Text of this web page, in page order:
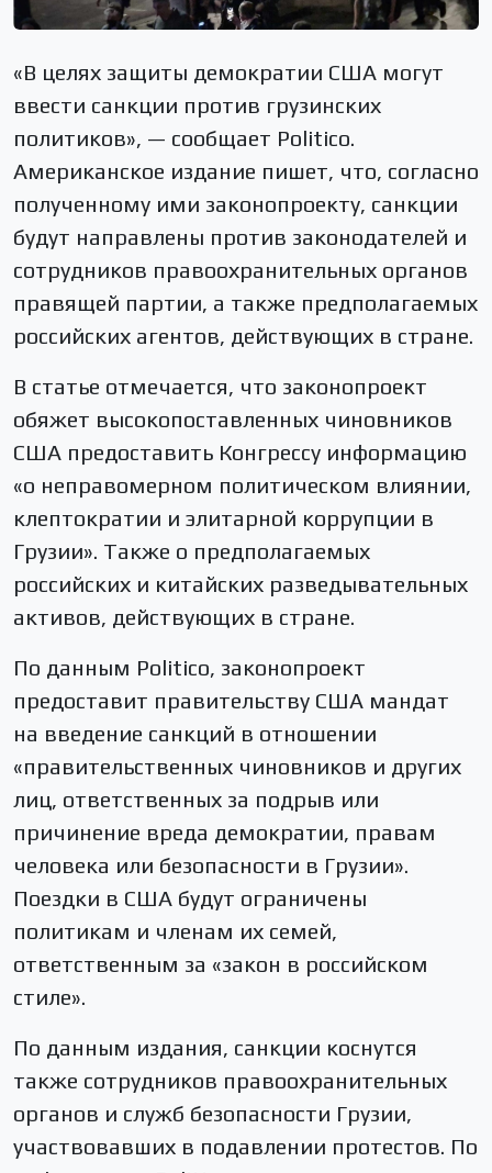
«В целях защиты демократии США могут
ввести санкции против грузинских
политиков», — сообщает Politico.
Американское издание пишет, что, согласно
полученному ими законопроекту, санкции
будут направлены против законодателей и
сотрудников правоохранительных органов
правящей партии, а также предполагаемых
российских агентов, действующих в стране.
В статье отмечается, что законопроект
обяжет высокопоставленных чиновников
США предоставить Конгрессу информацию
«о неправомерном политическом влиянии,
клептократии и элитарной коррупции в
Грузии». Также о предполагаемых
российских и китайских разведывательных
активов, действующих в стране.
По данным Politico, законопроект
предоставит правительству США мандат
на введение санкций в отношении
«правительственных чиновников и других
лиц, ответственных за подрыв или
причинение вреда демократии, правам
человека или безопасности в Грузии».
Поездки в США будут ограничены
политикам и членам их семей,
ответственным за «закон в российском
стиле».
По данным издания, санкции коснутся
также сотрудников правоохранительных
органов и служб безопасности Грузии,
участвовавших в подавлении протестов. По